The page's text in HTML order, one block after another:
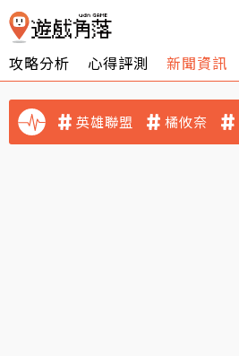
攻略分析 心得評測 新聞資訊
英雄聯盟 橘攸奈